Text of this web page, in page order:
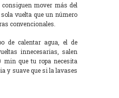
consiguen mover más del
vuelta que un número
convencionales.
de calentar agua, el de
innecesarias, salen
min que tu ropa necesita
y suave que si la lavases